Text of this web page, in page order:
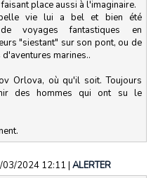
place aussi à l'imaginaire.
vie lui a bel et bien été
voyages fantastiques en
"siestant" sur son pont, ou de
marines..
Orlova, où qu'il soit. Toujours
des hommes qui ont su le
03/2024 12:11 | ALERTER